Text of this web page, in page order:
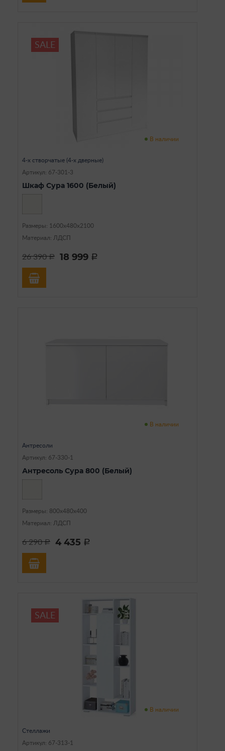
SALE
В наличии
4-х створчатые (4-х дверные)
Артикул: 67-301-3
Шкаф Сура 1600 (Белый)
Размеры: 1600х480х2100
Материал: ЛДСП
26 390a 18 999 a
В наличии
Антресоли
Артикул: 67-330-1
Антресоль Сура 800 (Белый)
Размеры: 800х480х400
Материал: ЛДСП
6 290a 4 435 a
SALE
В наличии
Стеллажи
Артикул: 67-313-1